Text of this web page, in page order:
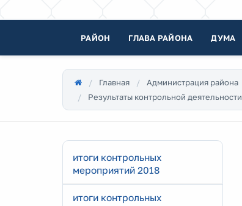
РАЙОН ГЛАВА РАЙОНА ДУМА
Главная Администрация района
Результаты контрольной деятельности
итоги контрольных
мероприятий 2018
итоги контрольных